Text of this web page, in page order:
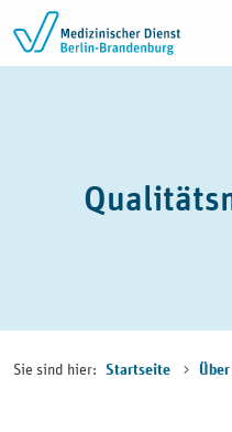
Zum Inhalt springen
Sie sind hier: Startseite Über